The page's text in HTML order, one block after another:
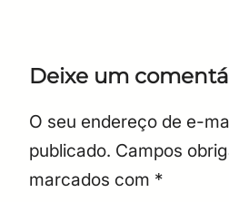
Deixe um
O seu endereço de e-
publicado. Campos
marcados com *